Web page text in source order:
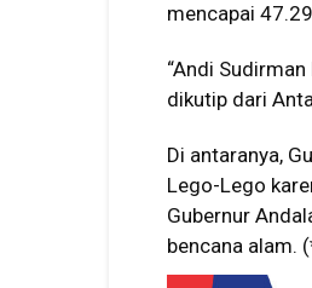
mencapai
“Andi
dikutip dari
Di antaranya,
Lego-Lego
Gubernur
bencana alam.